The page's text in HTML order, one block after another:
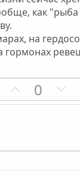
как "рыба
на
гормонах
П
о
т
0
е
т